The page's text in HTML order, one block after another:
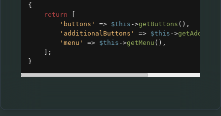
{
return
'buttons'
=> $this ->getButtons (),
'additionalButtons'
=> $this ->
'menu'
=> $this ->getMenu (),
];
}